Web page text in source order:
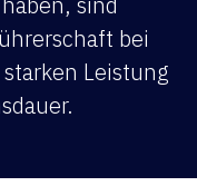
bei
Leistung